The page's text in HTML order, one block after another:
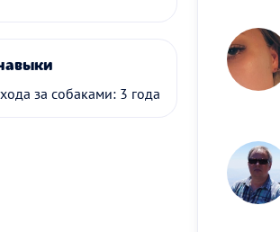
за собаками: 3 года